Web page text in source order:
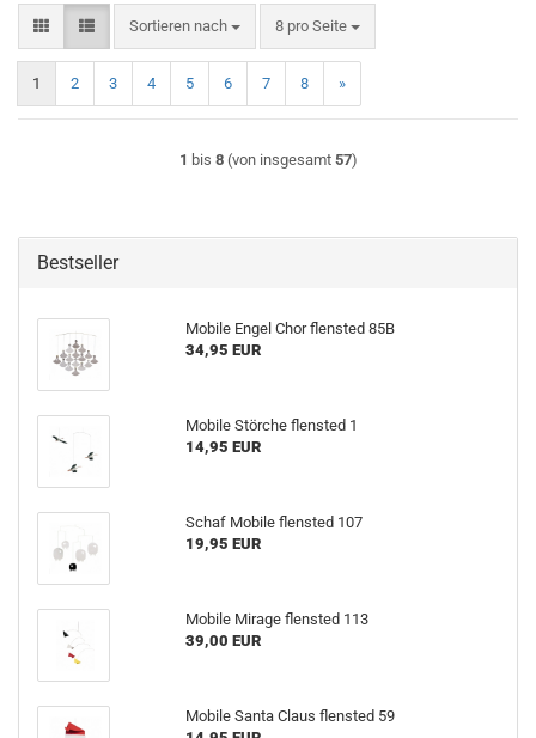
Sortieren nach
Sortieren nach 8 pro Seite
pro Seite
1 2 3 4 5 6 7 8 »
1 bis 8(von insgesamt 57)
Bestseller
Mobile Engel Chor flensted 85B
34,95 EUR
Mobile Störche flensted 1
14,95 EUR
Schaf Mobile flensted 107
19,95 EUR
Mobile Mirage flensted 113
39,00 EUR
Mobile Santa Claus flensted 59